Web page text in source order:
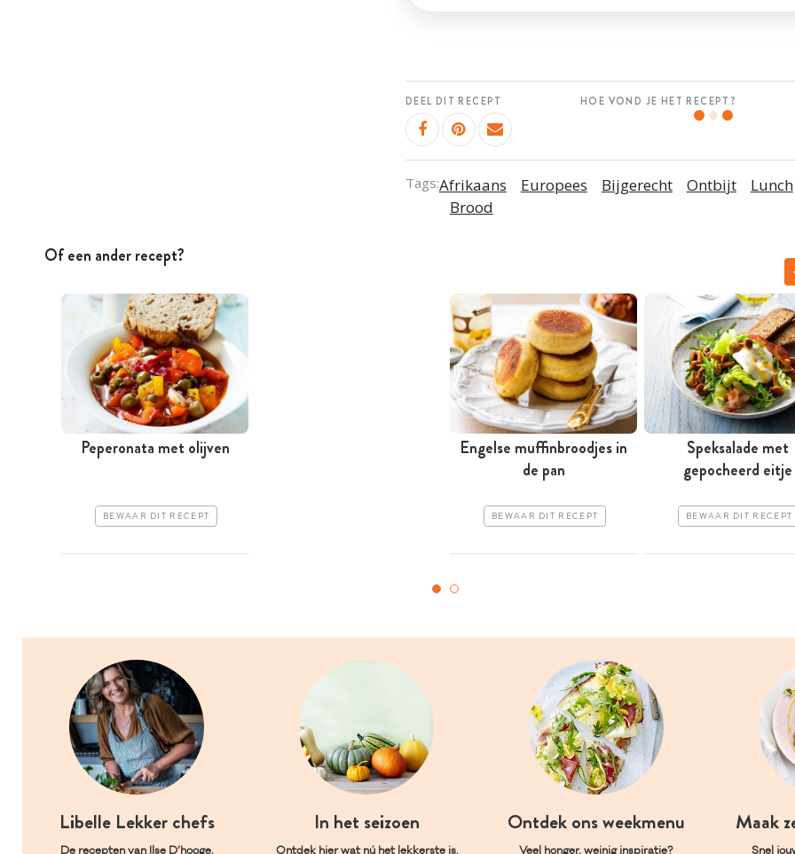
DEEL DIT RECEPT HOE VOND JE HET RECEPT?
Tags:Afrikaans Europees Bijgerecht Ontbijt
Lunch
Brood
Of een ander recept?
Peperonata met olijven
BEWAAR DIT RECEPT
Engelse muffinbroodjes in
de pan
BEWAAR DIT RECEPT
Speksalade met
gepocheerd eitje
BEWAAR DIT RECEPT
Libelle Lekker chefs
De recepten van Ilse D’hooge,
In het seizoen
Ontdek hier wat nú het lekkerste is.
Ontdek ons weekmenu
Veel honger, weinig inspiratie?
Maak
Snel